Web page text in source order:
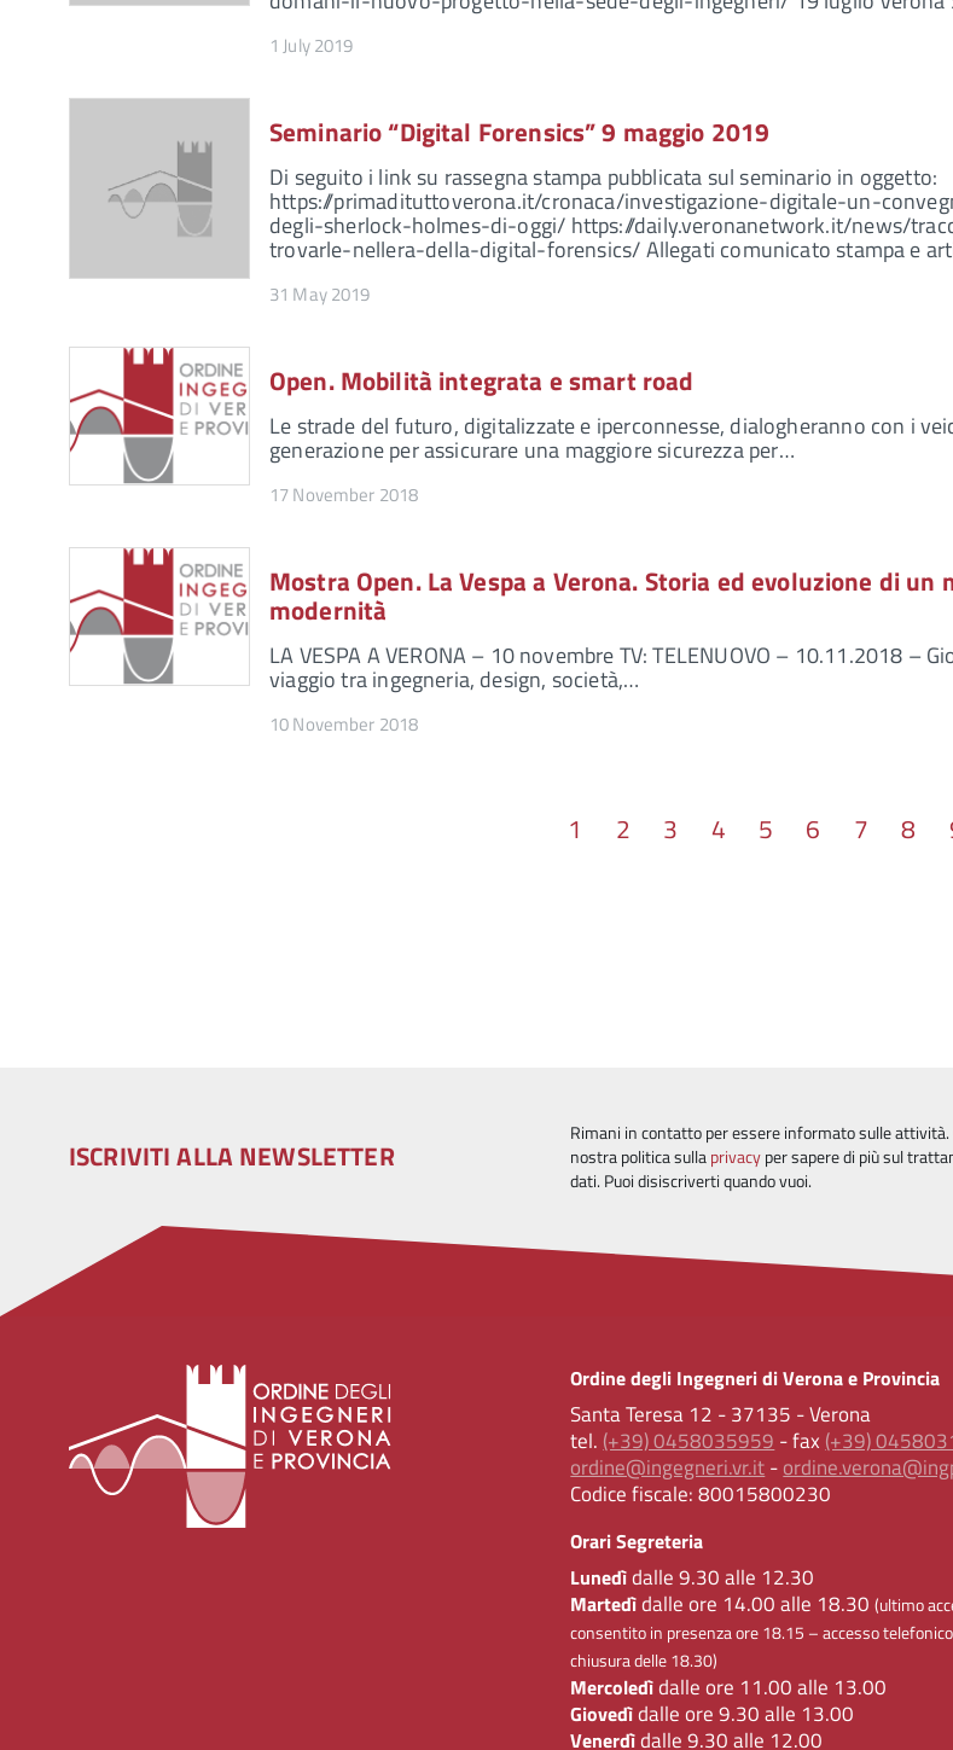
1 July 2019
Seminario “Digital Forensics” 9 maggio 2019
Di seguito i link su rassegna stampa pubblicata sul seminario in oggetto:
https://primadituttoverona.it/cronaca/investigazione-digitale-un-
degli-sherlock-holmes-di-oggi/ https://daily.veronanetwork.it/news/
trovarle-nellera-della-digital-forensics/ Allegati comunicato stampa e
31 May 2019
Open. Mobilità integrata e smart road
Le strade del futuro, digitalizzate e iperconnesse, dialogheranno con i
generazione per assicurare una maggiore sicurezza per…
17 November 2018
Mostra Open. La Vespa a Verona. Storia ed evoluzione di un
modernità
LA VESPA A VERONA – 10 novembre TV: TELENUOVO – 10.11.2018 –
viaggio tra ingegneria, design, società,…
10 November 2018
1 2 3 4 5 6 7 8
ISCRIVITI ALLA NEWSLETTER
Rimani in contatto per essere informato sulle attività.
nostra politica sullaprivacyper sapere di più sul
dati. Puoi disiscriverti quando vuoi.
Ordine degli Ingegneri di Verona e Provincia
Santa Teresa 12 - 37135 - Verona
tel. (+39) 0458035959 - fax (+39)
ordine@ingegneri.vr.it-
Codice fiscale:80015800230
Orari Segreteria
Lunedìdalle 9.30 alle 12.30
Martedìdalle ore 14.00 alle 18.30(ultimo
consentito in presenza ore 18.15 – accesso
chiusura delle 18.30)
Mercoledìdalle ore 11.00 alle 13.00
Giovedìdalle ore 9.30 alle 13.00
Venerdìdalle 9.30 alle 12.00